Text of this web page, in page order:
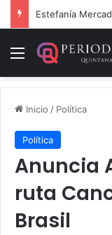
Menú
Inicio / Política
Política
Anuncia
ruta
Brasil